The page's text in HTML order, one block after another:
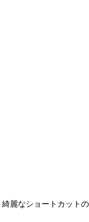
綺麗なショートカット